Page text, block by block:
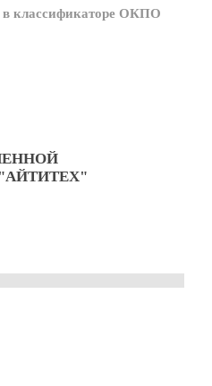
в классификаторе ОКПО